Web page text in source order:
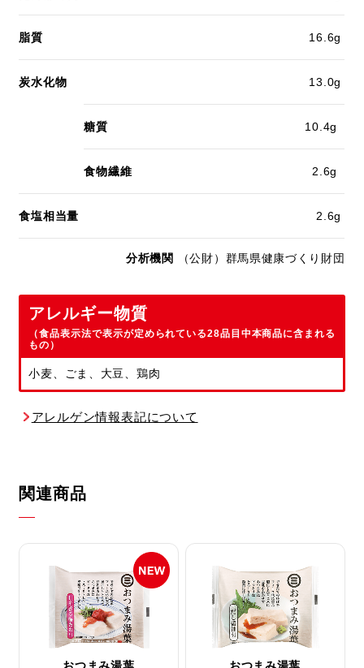
脂質 16.6g
炭水化物 13.0g
糖質 10.4g
食物繊維 2.6g
食塩相当量 2.6g
分析機関 （公財）群馬県健康づくり財団
アレルギー物質
（食品表示法で表示が定められている28品目中本商品に含まれる
もの）
小麦、ごま、大豆、鶏肉
アレルゲン情報表記について
関連商品